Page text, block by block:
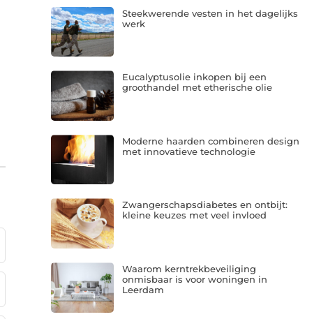
Steekwerende vesten in het dagelijks
werk
Eucalyptusolie inkopen bij een
groothandel met etherische olie
Moderne haarden combineren design
met innovatieve technologie
Zwangerschapsdiabetes en ontbijt:
kleine keuzes met veel invloed
Waarom kerntrekbeveiliging
onmisbaar is voor woningen in
Leerdam